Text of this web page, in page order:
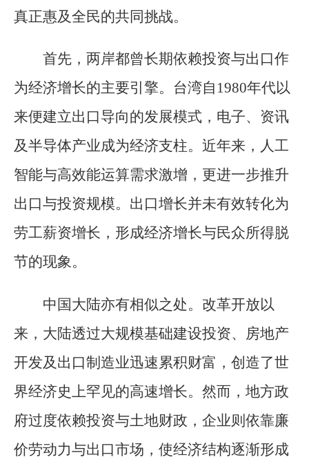
真正惠及全民的共同挑战。
首先，两岸都曾长期依赖投资与出口作
为经济增长的主要引擎。台湾自1980年代以
来便建立出口导向的发展模式，电子、资讯
及半导体产业成为经济支柱。近年来，人工
智能与高效能运算需求激增，更进一步推升
出口与投资规模。出口增长并未有效转化为
劳工薪资增长，形成经济增长与民众所得脱
节的现象。
中国大陆亦有相似之处。改革开放以
来，大陆透过大规模基础建设投资、房地产
开发及出口制造业迅速累积财富，创造了世
界经济史上罕见的高速增长。然而，地方政
府过度依赖投资与土地财政，企业则依靠廉
价劳动力与出口市场，使经济结构逐渐形成